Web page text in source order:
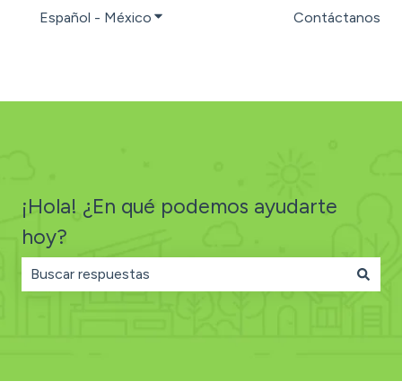
Español - México Traducciones de Mostrar submenú
Contáctanos
¡Hola! ¿En qué podemos ayudarte
hoy?